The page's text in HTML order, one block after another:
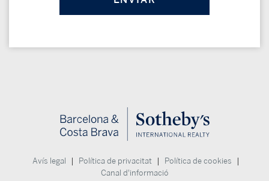
Avís legal Política de privacitat Política de cookies
Canal d'informació